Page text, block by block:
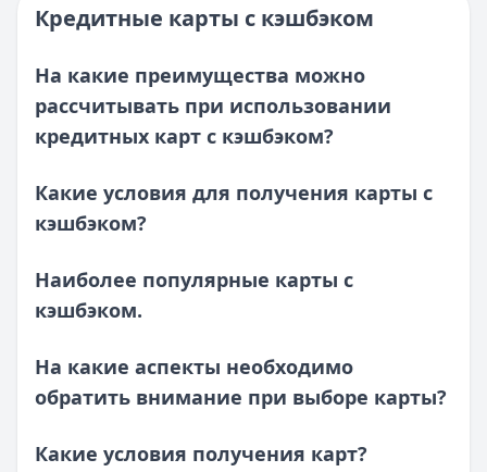
Категория:Кредитные карты
Читать статью
Все статьи
Кредитные карты с кэшбэком
На какие преимущества можно
рассчитывать при использовании
кредитных карт с кэшбэком?
Какие условия для получения карты с
кэшбэком?
Наиболее популярные карты с
кэшбэком.
На какие аспекты необходимо
обратить внимание при выборе карты?
Какие условия получения карт?